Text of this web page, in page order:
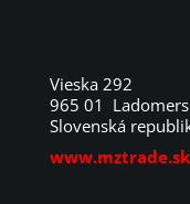
Vieska 292
965 01
Slovenská
www.mztrade.sk